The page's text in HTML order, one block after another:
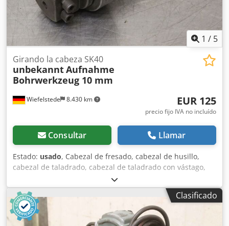
1 / 5
Wiefelstede 8.430 km
Girando la cabeza SK40
unbekanntAufnahme
Bohrwerkzeug 10 mm
EUR 125
precio fijo IVA no incluído
Consultar Llamar
Estado: usado, Cabezal de fresado, cabezal de husillo,
cabezal de taladrado, cabezal de taladrado con vástago,
cabezal con vástago, cabezal de husillo para taladrado,
cabezal de avellanado, herramienta de husillo Dwodpfxjc
Ih Rts Algja -Tipo de portafusos: SK40 -Portaherramientas
de taladrado: 10 mm -Cantidad: 1 herramienta de husillo
disponible -Peso: 3 kg
Clasificado